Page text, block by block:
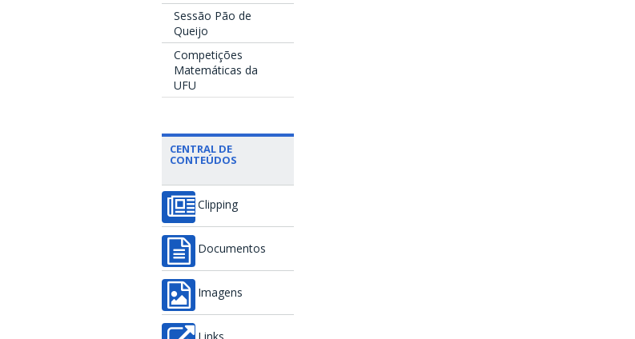
Sessão Pão de
Queijo
Competições
Matemáticas da
UFU
CENTRAL DE
CONTEÚDOS
Clipping
Documentos
Imagens
Links